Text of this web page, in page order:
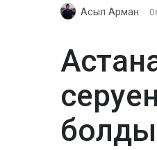
Асыл Арман